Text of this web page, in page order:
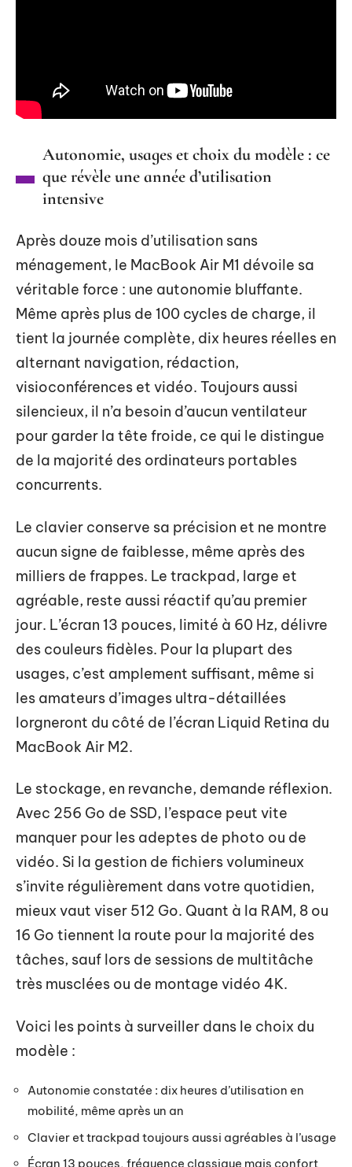
Autonomie, usages et choix du modèle : ce
que révèle une année d’utilisation
intensive
Après douze mois d’utilisation sans
ménagement, le MacBook Air M1 dévoile sa
véritable force : une autonomie bluffante.
Même après plus de 100 cycles de charge, il
tient la journée complète, dix heures réelles en
alternant navigation, rédaction,
visioconférences et vidéo. Toujours aussi
silencieux, il n’a besoin d’aucun ventilateur
pour garder la tête froide, ce qui le distingue
de la majorité des ordinateurs portables
concurrents.
Le clavier conserve sa précision et ne montre
aucun signe de faiblesse, même après des
milliers de frappes. Le trackpad, large et
agréable, reste aussi réactif qu’au premier
jour. L’écran 13 pouces, limité à 60 Hz, délivre
des couleurs fidèles. Pour la plupart des
usages, c’est amplement suffisant, même si
les amateurs d’images ultra-détaillées
lorgneront du côté de l’écran Liquid Retina du
MacBook Air M2.
Le stockage, en revanche, demande réflexion.
Avec 256 Go de SSD, l’espace peut vite
manquer pour les adeptes de photo ou de
vidéo. Si la gestion de fichiers volumineux
s’invite régulièrement dans votre quotidien,
mieux vaut viser 512 Go. Quant à la RAM, 8 ou
16 Go tiennent la route pour la majorité des
tâches, sauf lors de sessions de multitâche
très musclées ou de montage vidéo 4K.
Voici les points à surveiller dans le choix du
modèle :
Autonomie constatée : dix heures d’utilisation en
mobilité, même après un an
Clavier et trackpad toujours aussi agréables à l’usage
Écran 13 pouces, fréquence classique mais confort